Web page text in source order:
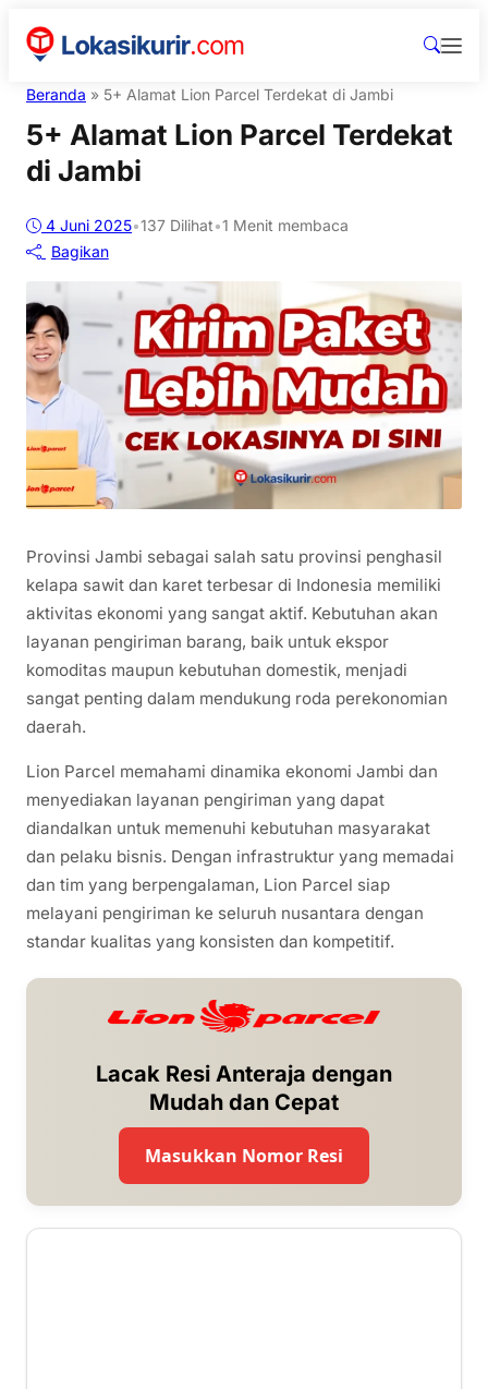
Beranda » 5+ Alamat Lion Parcel Terdekat di Jambi
5+ Alamat Lion Parcel Terdekat
di Jambi
4 Juni 2025•137 Dilihat•1 Menit membaca
Bagikan
Provinsi Jambi sebagai salah satu provinsi penghasil
kelapa sawit dan karet terbesar di Indonesia memiliki
aktivitas ekonomi yang sangat aktif. Kebutuhan akan
layanan pengiriman barang, baik untuk ekspor
komoditas maupun kebutuhan domestik, menjadi
sangat penting dalam mendukung roda perekonomian
daerah.
Lion Parcel memahami dinamika ekonomi Jambi dan
menyediakan layanan pengiriman yang dapat
diandalkan untuk memenuhi kebutuhan masyarakat
dan pelaku bisnis. Dengan infrastruktur yang memadai
dan tim yang berpengalaman, Lion Parcel siap
melayani pengiriman ke seluruh nusantara dengan
standar kualitas yang konsisten dan kompetitif.
Lacak Resi Anteraja dengan
Mudah dan Cepat
Masukkan Nomor Resi